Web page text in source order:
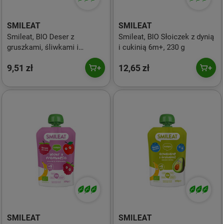
SMILEAT
Smileat, BIO Deser z
gruszkami, śliwkami i
9,51 zł
SMILEAT
Smileat, BIO Słoiczek z dynią
i cukinią 6m+, 230 g
12,65 zł
SMILEAT SMILEAT